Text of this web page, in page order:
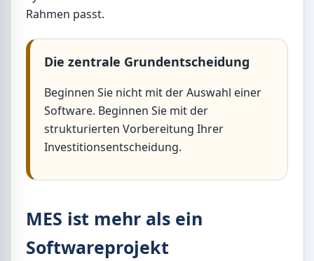
Rahmen passt.
Die zentrale Grundentscheidung
Beginnen Sie nicht mit der Auswahl einer
Software. Beginnen Sie mit der
strukturierten Vorbereitung Ihrer
Investitionsentscheidung.
MES ist mehr als ein
Softwareprojekt